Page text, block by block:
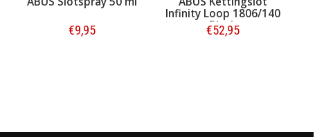
Infinity Loop 1806/140
Black
€52,95
Textielslot Orbit M 120
cm Zwart - ART-2
€164,95